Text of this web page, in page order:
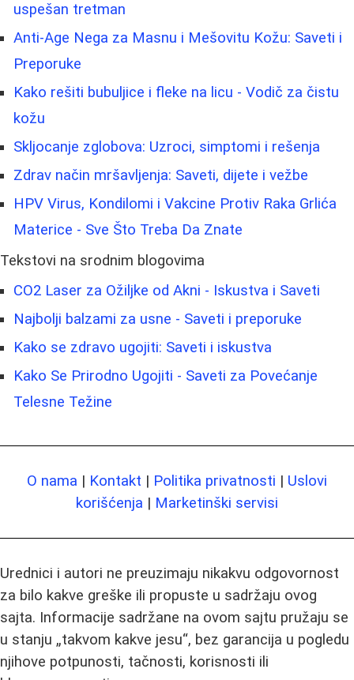
uspešan tretman
Anti-Age Nega za Masnu i Mešovitu Kožu: Saveti i
Preporuke
Kako rešiti bubuljice i fleke na licu - Vodič za čistu
kožu
Skljocanje zglobova: Uzroci, simptomi i rešenja
Zdrav način mršavljenja: Saveti, dijete i vežbe
HPV Virus, Kondilomi i Vakcine Protiv Raka Grlića
Materice - Sve Što Treba Da Znate
Tekstovi na srodnim blogovima
CO2 Laser za Ožiljke od Akni - Iskustva i Saveti
Najbolji balzami za usne - Saveti i preporuke
Kako se zdravo ugojiti: Saveti i iskustva
Kako Se Prirodno Ugojiti - Saveti za Povećanje
Telesne Težine
O nama | Kontakt | Politika privatnosti | Uslovi
korišćenja | Marketinški servisi
Urednici i autori ne preuzimaju nikakvu odgovornost
za bilo kakve greške ili propuste u sadržaju ovog
sajta. Informacije sadržane na ovom sajtu pružaju se
u stanju „takvom kakve jesu“, bez garancija u pogledu
njihove potpunosti, tačnosti, korisnosti ili